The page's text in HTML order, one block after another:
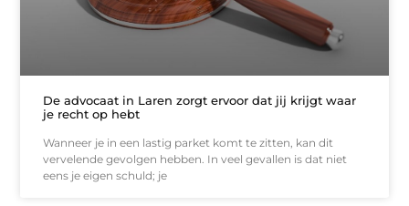
De advocaat in Laren zorgt ervoor dat jij krijgt waar
je recht op hebt
Wanneer je in een lastig parket komt te zitten, kan dit
vervelende gevolgen hebben. In veel gevallen is dat niet
eens je eigen schuld; je